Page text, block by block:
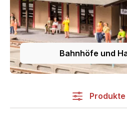
Atmosphäre, erzählen Sie
Sie Ihre Anlage zum Leben
Stein, mit Herz und
Bahnhöfe und